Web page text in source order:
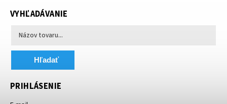
VYHĽADÁVANIE
Hľadať
PRIHLÁSENIE